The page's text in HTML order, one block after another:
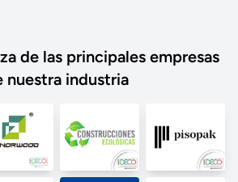
de las principales empresas
nuestra industria